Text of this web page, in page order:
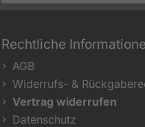
Rechtliche
AGB
Widerrufs- &
Vertrag widerrufen
Datenschutz